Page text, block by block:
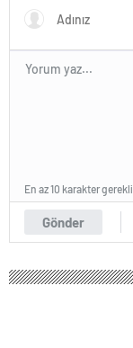
Gönder
En az 10 karakter gerekli